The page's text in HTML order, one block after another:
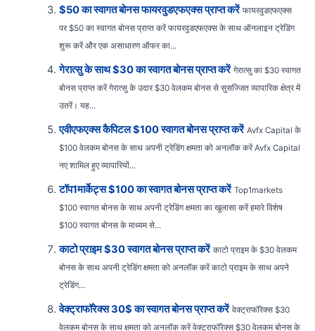
$50 का स्वागत बोनस फायरवुडएफएक्स प्राप्त करें फायरवुडएफएक्स
पर $50 का स्वागत बोनस प्राप्त करें फायरवुडएफएक्स के साथ ऑनलाइन ट्रेडिंग
शुरू करें और एक असाधारण ऑफर का...
गेरात्सु के साथ $30 का स्वागत बोनस प्राप्त करें गेरात्सु का $30 स्वागत
बोनस प्राप्त करें गेरात्सु के उदार $30 वेलकम बोनस से सुसज्जित व्यापारिक क्षेत्र में
उतरें। यह...
एवीएफएक्स कैपिटल $100 स्वागत बोनस प्राप्त करें Avfx Capital के
$100 वेलकम बोनस के साथ अपनी ट्रेडिंग क्षमता को अनलॉक करें Avfx Capital
नए शामिल हुए व्यापारियों...
टॉप1मार्केट्स $100 का स्वागत बोनस प्राप्त करें Top1markets
$100 स्वागत बोनस के साथ अपनी ट्रेडिंग क्षमता का खुलासा करें हमारे विशेष
$100 स्वागत बोनस के माध्यम से...
काटो प्राइम $30 स्वागत बोनस प्राप्त करें काटो प्राइम के $30 वेलकम
बोनस के साथ अपनी ट्रेडिंग क्षमता को अनलॉक करें काटो प्राइम के साथ अपने
ट्रेडिंग...
वेक्ट्राफॉरेक्स 30$ का स्वागत बोनस प्राप्त करें वेक्ट्राफॉरेक्स $30
वेलकम बोनस के साथ क्षमता को अनलॉक करें वेक्ट्राफॉरेक्स $30 वेलकम बोनस के